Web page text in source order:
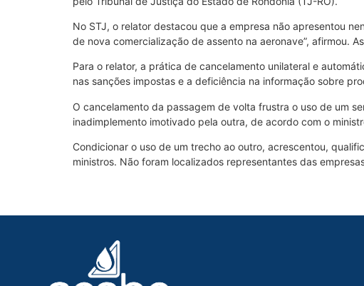
No STJ, o relator destacou que a empresa não apresentou
de nova comercialização de assento na aeronave”, afirmou.
Para o relator, a prática de cancelamento unilateral e
nas sanções impostas e a deficiência na informação sobre
O cancelamento da passagem de volta frustra o uso de um
inadimplemento imotivado pela outra, de acordo com o
Condicionar o uso de um trecho ao outro, acrescentou,
ministros. Não foram localizados representantes das